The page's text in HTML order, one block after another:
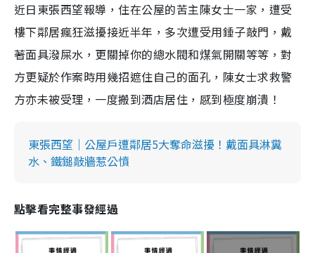
近日東張西望報導，住在公屋的苦主陳女士一家，遭受
樓下鄰居瘋狂滋擾接近半年，多次遭受用錘子敲門，戴
著面具潑屎水，更關掉你的總水閥和煤氣開關等等，對
方更疑於作案時用幾招遮住自己的面孔，陳女士求救警
方亦未被受理，一度搬到酒店居住，感到極度崩潰！
東張西望｜公屋戶遭鄰居5大奪命滋擾！戴面具淋糞
水、鐵鎚敲牆惹公憤
點擊看完整事發經過